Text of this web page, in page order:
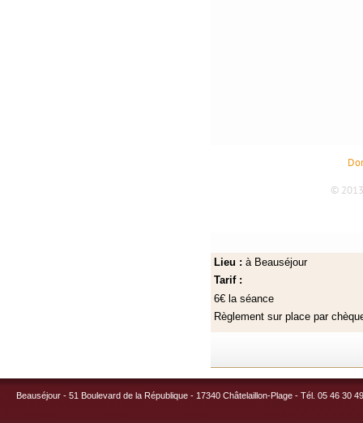
Lieu : à Beauséjour
Tarif :
6€ la séance
Règlement sur place par
Beauséjour - 51 Boulevard de la République - 17340 Châtelaillon-Plage - Tél. 05 46 30